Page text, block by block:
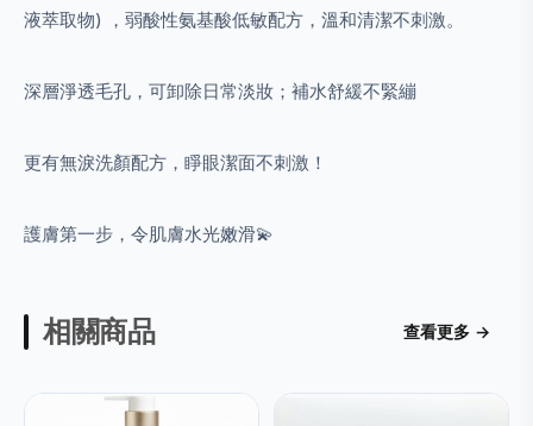
液萃取物) ，弱酸性氨基酸低敏配方，溫和清潔不刺激。
深層淨透毛孔，可卸除日常淡妝；補水舒緩不緊繃
更有無淚洗顏配方，睜眼潔面不刺激！
護膚第一步，令肌膚水光嫩滑💫
相關商品 查看更多 →